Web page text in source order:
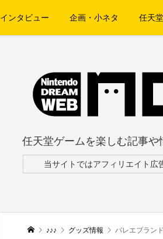
インタビュー 企画・小ネタ 任天
任天堂ゲームを楽しむ記事や
当サイトではアフィリエイト広
♪♪♪ グッズ情報 バレエブラン